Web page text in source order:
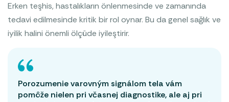
Erken teşhis, hastalıkların önlenmesinde ve zamanında
tedavi edilmesinde kritik bir rol oynar. Bu da genel sağlık ve
iyilik halini önemli ölçüde iyileştirir.
Porozumenie varovným signálom tela vám
pomôže nielen pri včasnej diagnostike, ale aj pri